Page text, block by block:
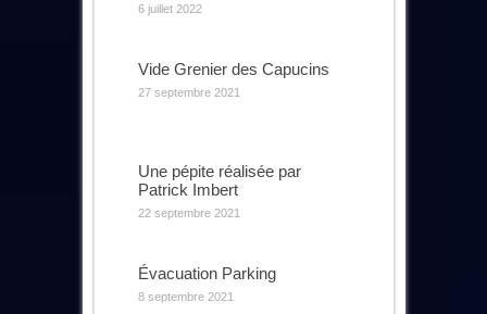
6 juillet 2022
Vide Grenier des Capucins
27 septembre 2021
Une pépite réalisée par
Patrick Imbert
22 septembre 2021
Évacuation Parking
8 septembre 2021